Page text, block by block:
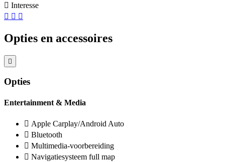
Interesse
Opties en accessoires
Opties
Entertainment & Media
Apple Carplay/Android Auto
Bluetooth
Multimedia-voorbereiding
Navigatiesysteem full map